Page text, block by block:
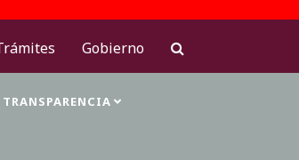
Gobierno
TRANSPARENCIA